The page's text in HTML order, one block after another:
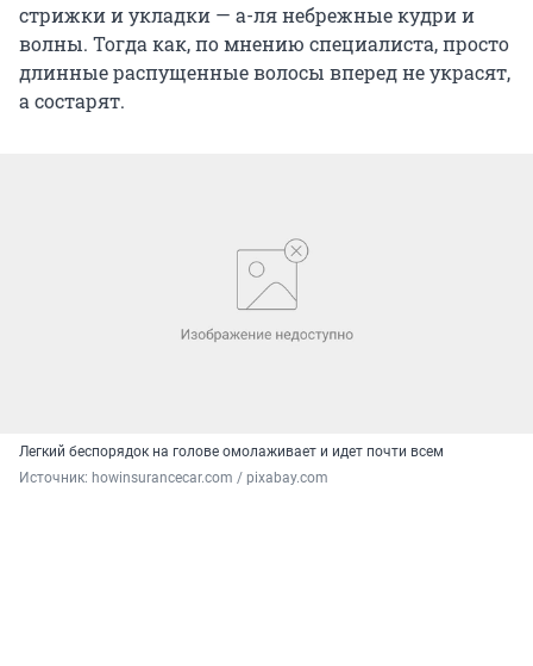
стрижки и укладки — а-ля небрежные кудри и
волны. Тогда как, по мнению специалиста, просто
длинные распущенные волосы вперед не украсят,
а состарят.
Легкий беспорядок на голове омолаживает и идет почти всем
Источник: howinsurancecar.com / pixabay.com